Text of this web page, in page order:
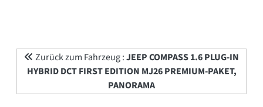
Zurück zum Fahrzeug :JEEP COMPASS 1.6 PLUG-IN
HYBRID DCT FIRST EDITION MJ26 PREMIUM-PAKET,
PANORAMA